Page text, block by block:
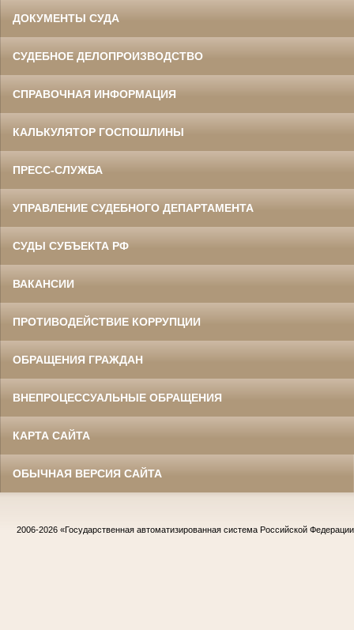
ДОКУМЕНТЫ СУДА
СУДЕБНОЕ ДЕЛОПРОИЗВОДСТВО
СПРАВОЧНАЯ ИНФОРМАЦИЯ
КАЛЬКУЛЯТОР ГОСПОШЛИНЫ
ПРЕСС-СЛУЖБА
УПРАВЛЕНИЕ СУДЕБНОГО ДЕПАРТАМЕНТА
СУДЫ СУБЪЕКТА РФ
ВАКАНСИИ
ПРОТИВОДЕЙСТВИЕ КОРРУПЦИИ
ОБРАЩЕНИЯ ГРАЖДАН
ВНЕПРОЦЕССУАЛЬНЫЕ ОБРАЩЕНИЯ
КАРТА САЙТА
ОБЫЧНАЯ ВЕРСИЯ САЙТА
2006-2026 «Государственная автоматизированная система Российской